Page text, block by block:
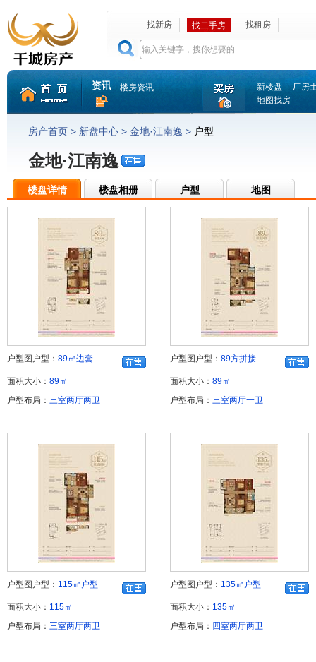
找新房 找二手房 找租房
资讯 楼房资讯 新楼盘
厂房
地图找房
房产首页 > 新盘中心 > 金地·江南逸 > 户型
金地·江南逸
楼盘详情 楼盘相册 户型 地图
户型图户型： 89㎡边套
面积大小： 89㎡
户型布局： 三室两厅两卫
户型图户型： 89方拼接
面积大小： 89㎡
户型布局： 三室两厅一卫
户型图户型： 115㎡户型
面积大小： 115㎡
户型布局： 三室两厅两卫
户型图户型： 135㎡户型
面积大小： 135㎡
户型布局： 四室两厅两卫